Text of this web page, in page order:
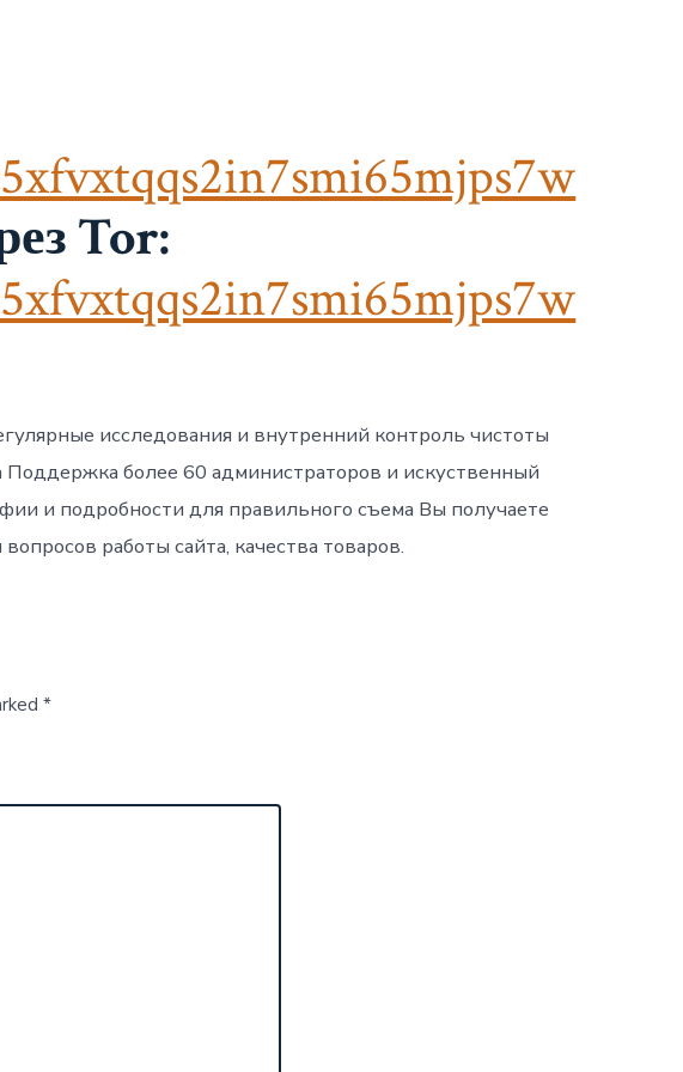
Tor:
исследования и внутренний контроль чистоты
более 60 администраторов и искуственный
и подробности для правильного съема Вы получаете
работы сайта, качества товаров.
*